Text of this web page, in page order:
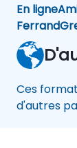
En ligne
Ferrand
Ces
d'autres